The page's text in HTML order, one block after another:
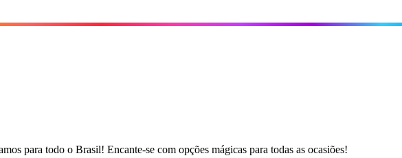
para todo o Brasil! Encante-se com opções mágicas para todas as ocasiões!